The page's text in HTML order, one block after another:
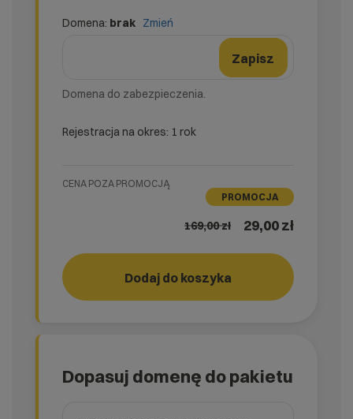
Domena: brak Zmień
Zmień formularz domeny
Zapisz
Domena do zabezpieczenia.
Rejestracja na okres: 1 rok
CENA POZA PROMOCJĄ
PROMOCJA
169,00zł 29,00 zł
Dodaj do koszyka
Dopasuj domenę do pakietu